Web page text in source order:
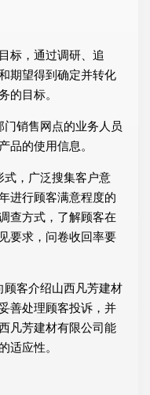
标，通过调研、追
期望得到确定并转化
的目标。
销售网点的业务人员
品的使用信息。
式，广泛搜集客户意
进行顾客满意程度的
查方式，了解顾客在
要求，问卷收回率要
顾客介绍山西凡芳建材
善处理顾客投诉，并
凡芳建材有限公司能
适应性。